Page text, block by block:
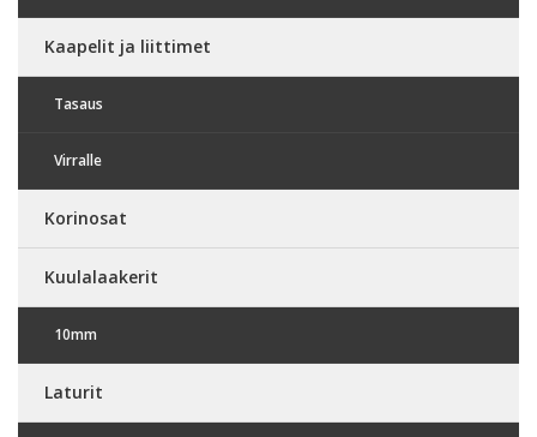
Kaapelit ja liittimet
Tasaus
Virralle
Korinosat
Kuulalaakerit
10mm
Laturit